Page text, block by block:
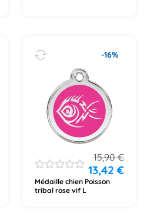
-16%
15,90€
13,42€
Médaille chien Poisson
tribal rose vif L